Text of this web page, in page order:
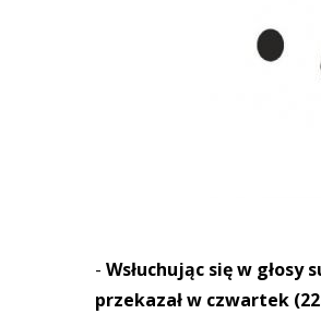
- Wsłuchując się w
przekazał w czwartek